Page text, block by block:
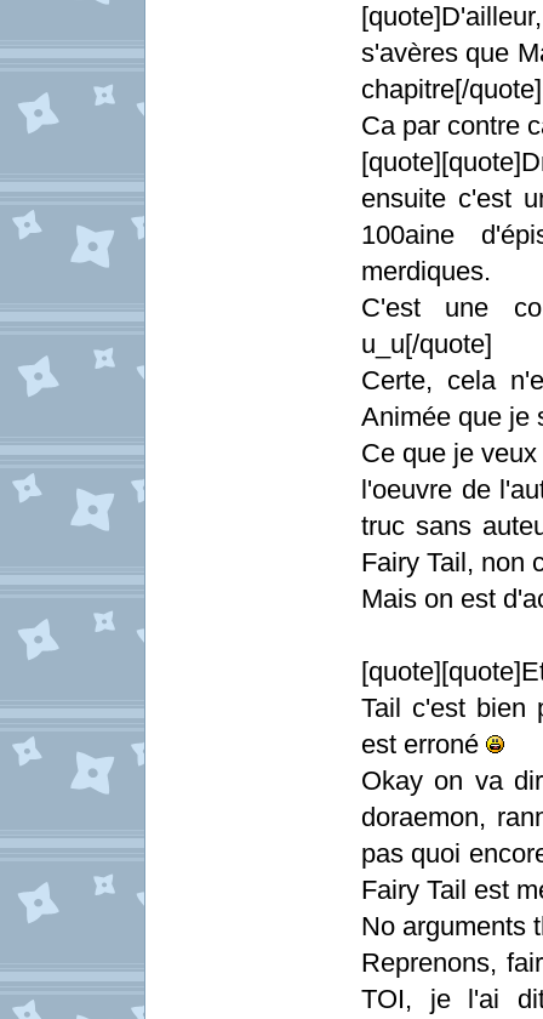
s'avères que
chapitre[/quote]
Ca par contre
ensuite c'est
100aine
merdiques.
C'est une
u_u[/quote]
Certe, cela
Animée que je
Ce que je
l'oeuvre de
truc sans
Fairy Tail, non
Mais on est
Tail c'est bien
est erroné
Okay on va
doraemon,
pas quoi
Fairy Tail est
No arguments
Reprenons,
TOI, je l'ai